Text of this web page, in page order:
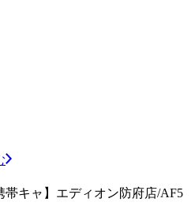
キャ】エディオン防府店/AF5